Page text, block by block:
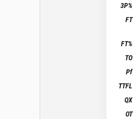
3P%
FT
FT%
TO
Pf
TTFL
QX
OT